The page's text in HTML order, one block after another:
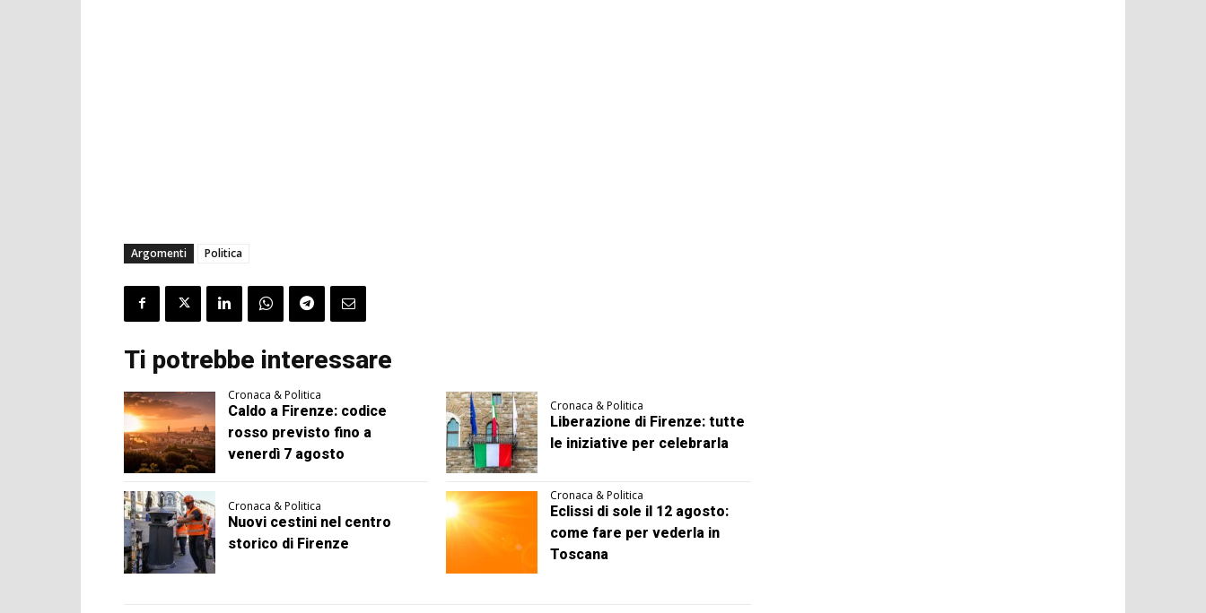
Argomenti Politica
Ti potrebbe interessare
Cronaca & Politica
Caldo a Firenze: codice
rosso previsto fino a
venerdì 7 agosto
Cronaca & Politica
Liberazione di Firenze: tutte
le iniziative per celebrarla
Cronaca & Politica
Nuovi cestini nel centro
storico di Firenze
Cronaca & Politica
Eclissi di sole il 12 agosto:
come fare per vederla in
Toscana